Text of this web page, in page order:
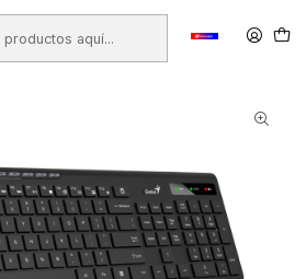
Teclados
SLIMSTAR 7230 COPILOT